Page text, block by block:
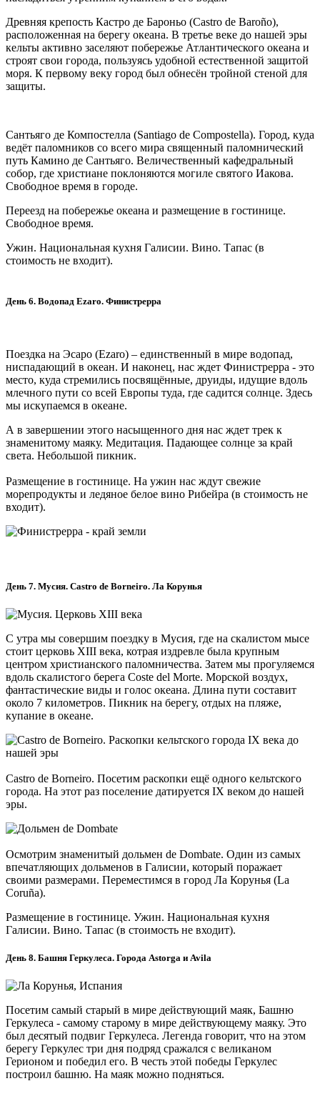
Древняя крепость Кастро де Бароньо (Castro de Baroño),
расположенная на берегу океана. В третье веке до нашей эры
кельты активно заселяют побережье Атлантического океана и
строят свои города, пользуясь удобной естественной защитой
моря. К первому веку город был обнесён тройной стеной для
защиты.
Сантьяго де Компостелла (Santiago de Compostella). Город, куда
ведёт паломников со всего мира священный паломнический
путь Камино де Сантьяго. Величественный кафедральный
собор, где христиане поклоняются могиле святого Иакова.
Свободное время в городе.
Переезд на побережье океана и размещение в гостинице.
Свободное время.
Ужин. Национальная кухня Галисии. Вино. Тапас (в
стоимость не входит).
День 6. Водопад Ezaro. Финистрерра
Поездка на Эсаро (Ezaro) – единственный в мире водопад,
ниспадающий в океан. И наконец, нас ждет Финистрерра - это
место, куда стремились посвящённые, друиды, идущие вдоль
млечного пути со всей Европы туда, где садится солнце. Здесь
мы искупаемся в океане.
А в завершении этого насыщенного дня нас ждет трек к
знаменитому маяку. Медитация. Падающее солнце за край
света. Небольшой пикник.
Размещение в гостинице. На ужин нас ждут свежие
морепродукты и ледяное белое вино Рибейра (в стоимость не
входит).
День 7. Мусия. Castro de Borneiro. Ла Корунья
С утра мы совершим поездку в Мусия, где на скалистом мысе
стоит церковь XIII века, котрая издревле была крупным
центром христианского паломничества. Затем мы прогуляемся
вдоль скалистого берега Coste del Morte. Морской воздух,
фантастические виды и голос океана. Длина пути составит
около 7 километров. Пикник на берегу, отдых на пляже,
купание в океане.
Castro de Borneiro. Посетим раскопки ещё одного кельтского
города. На этот раз поселение датируется IX веком до нашей
эры.
Осмотрим знаменитый дольмен de Dombate. Один из самых
впечатляющих дольменов в Галисии, который поражает
своими размерами. Переместимся в город Ла Корунья (La
Coruña).
Размещение в гостинице. Ужин. Национальная кухня
Галисии. Вино. Тапас (в стоимость не входит).
День 8. Башня Геркулеса. Города Astorga и Avila
Посетим самый старый в мире действующий маяк, Башню
Геркулеса - самому старому в мире действующему маяку. Это
был десятый подвиг Геркулеса. Легенда говорит, что на этом
берегу Геркулес три дня подряд сражался с великаном
Герионом и победил его. В честь этой победы Геркулес
построил башню. На маяк можно подняться.